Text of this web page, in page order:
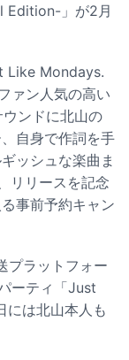
Edition-」が2月
Like Mondays.
ァン人気の高い
ウンドに北山の
自身で作詞を手
ッシュな楽曲ま
リリースを記念
事前予約キャン
プラットフォー
ーティ「Just
には北山本人も